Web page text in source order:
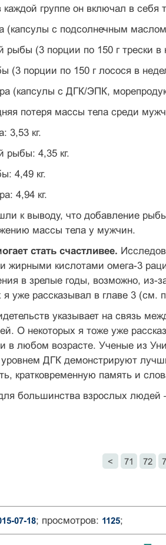
каждой группе он включал в
(капсулы с подсолнечным
рыбы (3 порции по 150 г трески в
(3 порции по 150 г лосося в
(капсулы с ДГК/ЭПК,
потеря массы тела среди
3,53 кг.
рыбы: 4,35 кг.
4,49 кг.
4,94 кг.
к выводу, что добавление
массы тела у мужчин.
стать счастливее.
кислотами омега-3
в зрелые годы, возможно,
я уже рассказывал в главе 3 (см.
указывает на связь
О некоторых я тоже уже
в любом возрасте. Ученые из
ДГК демонстрируют
кратковременную память и
большинства взрослых людей
< 71 72
07-18; просмотров: 1125;